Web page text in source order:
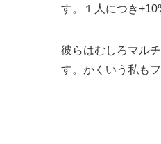
す。１人につき
彼らはむしろマル
す。かくいう私も